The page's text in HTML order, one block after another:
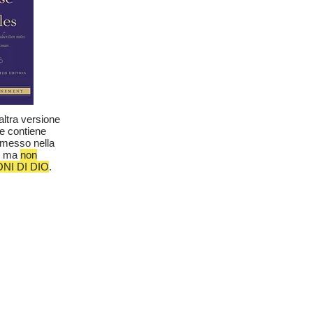
versione
contiene
nella
ma non
DI DIO.